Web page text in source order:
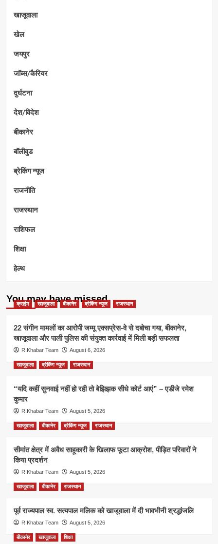
खाजूवाला
खेल
जयपुर
जॉब्स/कैरियर
दुर्घटना
देश/विदेश
बीकानेर
बॉलीवुड
ब्रेकिंग न्यूज
राजनीति
राजस्थान
राशिफल
शिक्षा
हेल्थ
You may have missed
क्राईम खाजूवाला बीकानेर ब्रेकिंग न्यूज राजस्थान
22 संगीन मामलों का आरोपी जम्मू एक्सप्रेस-वे से दबोचा गया, बीकानेर,
खाजूवाला और पाली पुलिस की संयुक्त कार्रवाई में मिली बड़ी सफलता
R.Khabar Team August 6, 2026
खाजूवाला ब्रेकिंग न्यूज राजस्थान
“यदि कहीं सुनवाई नहीं हो रही तो बेझिझक सीधे कोर्ट आएं” – एडीजे रमेश
कुमार
R.Khabar Team August 5, 2026
खाजूवाला बीकानेर ब्रेकिंग न्यूज राजस्थान
सीमांत क्षेत्र में अवैध साहूकारी के खिलाफ फूटा आक्रोश, पीड़ित परिवारों ने
किया प्रदर्शन
R.Khabar Team August 5, 2026
खाजूवाला बीकानेर राजस्थान
पूर्व राज्यपाल स्व. सत्यपाल मलिक को खाजूवाला में दी भावभीनी श्रद्धांजलि
R.Khabar Team August 5, 2026
बीकानेर खाजूवाला शिक्षा